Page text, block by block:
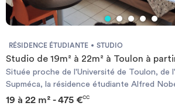
RÉSIDENCE ÉTUDIANTE STUDIO
Studio de 19m² à 22m² à Toulon à
Située proche de l'Université de Toulon, de
Supméca, la résidence étudiante Alfred
logements allant du studio au T3 à partir de
19 à 22 m² - 475 €CC